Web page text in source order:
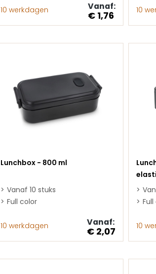
10 werkdagen Vanaf:
€ 1,76 10
Lunchbox - 800 ml
Vanaf 10 stuks
Full color
10 werkdagen Vanaf:
€ 2,07 10